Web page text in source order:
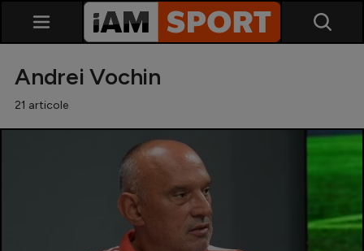
SuperLiga
Liga 2
Andrei Vochin
21 articole